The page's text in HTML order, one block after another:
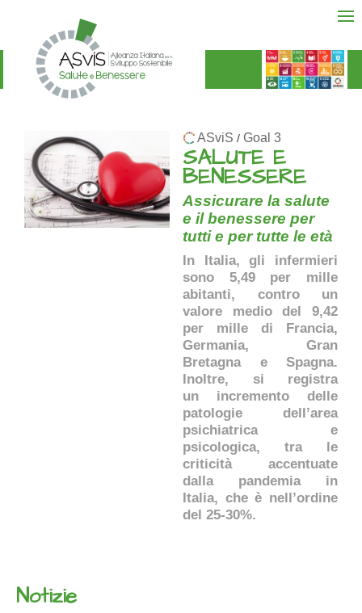
ASviS / Goal 3
SALUTE E
BENESSERE
Assicurare la salute
e il benessere per
tutti e per tutte le età
In Italia, gli infermieri
sono 5,49 per mille
abitanti, contro un
valore medio del 9,42
per mille di Francia,
Germania, Gran
Bretagna e Spagna.
Inoltre, si registra
un incremento delle
patologie dell’area
psichiatrica e
psicologica, tra le
criticità accentuate
dalla pandemia in
Italia, che è nell’ordine
del 25-30%.
Notizie